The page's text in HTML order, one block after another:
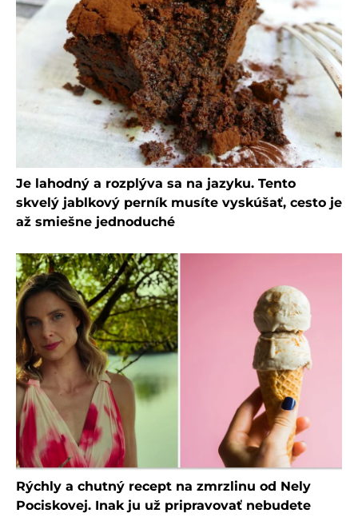
Je lahodný a rozplýva sa na jazyku. Tento
skvelý jablkový perník musíte vyskúšať, cesto je
až smiešne jednoduché
Rýchly a chutný recept na zmrzlinu od Nely
Pociskovej. Inak ju už pripravovať nebudete